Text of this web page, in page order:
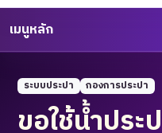
เมนูหลัก
ระบบประปา กองการประปา
ขอใช้น้ำประ